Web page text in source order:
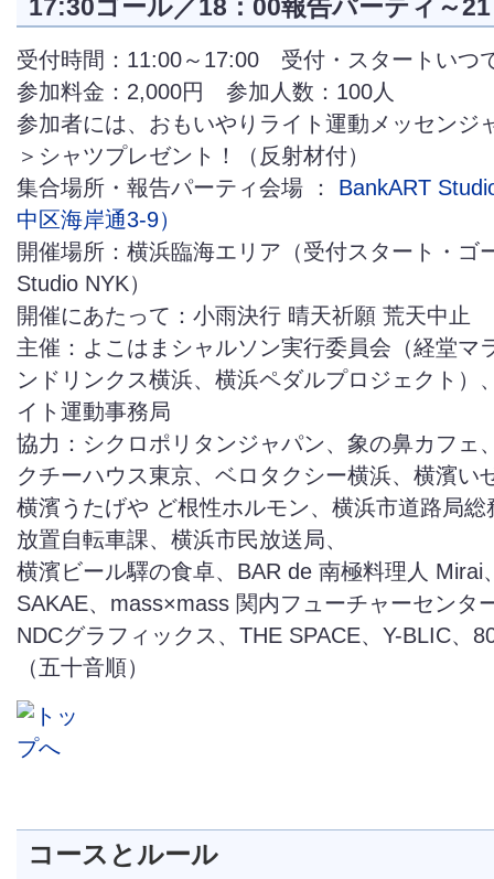
17:30ゴール／18：00報告パーティ～
受付時間：11:00～17:00 受付・スタートいつ
参加料金：2,000円 参加人数：100人
参加者には、おもいやりライト運動メッセンジ
＞シャツプレゼント！（反射材付）
集合場所・報告パーティ会場 ： BankART
中区海岸通3-9）
開催場所：横浜臨海エリア（受付スタート・ゴ
Studio NYK）
開催にあたって：小雨決行 晴天祈願 荒天中止
主催：よこはまシャルソン実行委員会（経堂マ
ンドリンクス横浜、横浜ペダルプロジェクト）
イト運動事務局
協力：シクロポリタンジャパン、象の鼻カフェ
クチーハウス東京、ベロタクシー横浜、横濱い
横濱うたげや ど根性ホルモン、横浜市道路局総
放置自転車課、横浜市民放送局、
横濱ビール驛の食卓、BAR de 南極料理人 Mirai
SAKAE、mass×mass 関内フューチャーセンタ
NDCグラフィックス、THE SPACE、Y-BLIC、
（五十音順）
コースとルール